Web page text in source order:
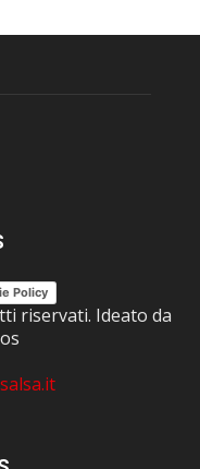
Policy
riservati. Ideato da